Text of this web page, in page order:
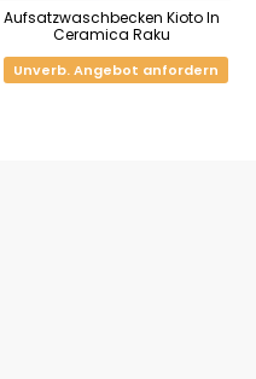
Aufsatzwaschbecken Kioto In
Ceramica Raku
Unverb. Angebot anfordern